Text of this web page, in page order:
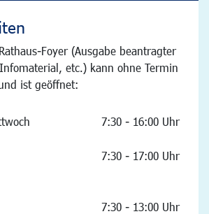
Foyer (Ausgabe beantragter
etc.) kann ohne Termin
ist geöffnet:
7:30 - 16:00 Uhr
7:30 - 17:00 Uhr
7:30 - 13:00 Uhr